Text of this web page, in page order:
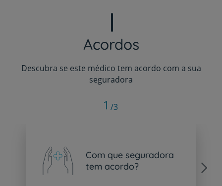
Acordos
Descubra se este médico tem acordo com a sua
seguradora
Com que seguradora
tem acordo?
1 /3